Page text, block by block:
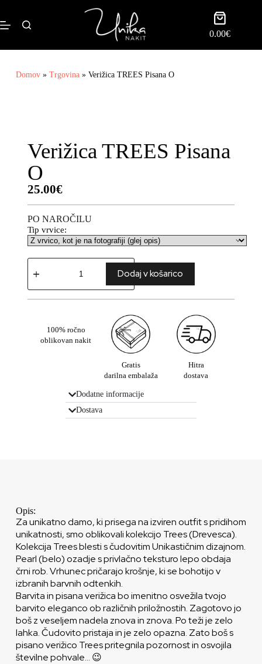
0.00€
Domov» Trgovina» Verižica TREES Pisana O
Verižica TREES Pisana
O
25.00€
PO NAROČILU
Tip vrvice:
Dodaj v košarico
100% ročno
oblikovan nakit
Gratis
darilna embalaža
Hitra
dostava
Dodatne informacije
Dostava
Opis:
Za unikatno damo, ki prisega na izviren outfit s pridihom
unikatnosti, smo oblikovali kolekcijo Trees (Drevesca).
Kolekcija Trees blesti s čudovitim Unikastičnim dizajnom.
Pearl (belo) ozadje s privlačno teksturo lepo obdaja
črni rob. Vrhunec pričarajo krošnje, ki se bohotijo v
izbranih barvnih odtenkih.
Barvita in pisana verižica bo imenitno osvežila tvojo
barvito eleganco ob različnih priložnostih. Zagotovo jo
boš z veseljem nadela znova in znova. Po teži je zelo
lahka. Čudovito pristaja in je zelo opazna. Zato boš s
pisano verižico Trees pritegnila pozornost in osvojila
številne pohvale… 😉